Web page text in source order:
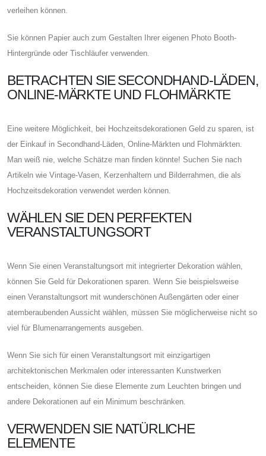
verleihen können.
Sie können Papier auch zum Gestalten Ihrer eigenen Photo Booth-
Hintergründe oder Tischläufer verwenden.
BETRACHTEN SIE SECONDHAND-LÄDEN,
ONLINE-MÄRKTE UND FLOHMÄRKTE
Eine weitere Möglichkeit, bei Hochzeitsdekorationen Geld zu sparen, ist
der Einkauf in Secondhand-Läden, Online-Märkten und Flohmärkten.
Man weiß nie, welche Schätze man finden könnte! Suchen Sie nach
Artikeln wie Vintage-Vasen, Kerzenhaltern und Bilderrahmen, die als
Hochzeitsdekoration verwendet werden können.
WÄHLEN SIE DEN PERFEKTEN
VERANSTALTUNGSORT
Wenn Sie einen Veranstaltungsort mit integrierter Dekoration wählen,
können Sie Geld für Dekorationen sparen. Wenn Sie beispielsweise
einen Veranstaltungsort mit wunderschönen Außengärten oder einer
atemberaubenden Aussicht wählen, müssen Sie möglicherweise nicht so
viel für Blumenarrangements ausgeben.
Wenn Sie sich für einen Veranstaltungsort mit einzigartigen
architektonischen Merkmalen oder interessanten Kunstwerken
entscheiden, können Sie diese Elemente zum Leuchten bringen und
andere Dekorationen auf ein Minimum beschränken.
VERWENDEN SIE NATÜRLICHE
ELEMENTE